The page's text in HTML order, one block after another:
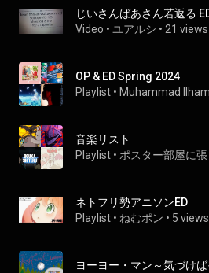
Video • ユアルシ • 21 views
OP & ED Spring 2024
Playlist • Muhammad
音楽リスト
Playlist • ポスター部屋に張
ネトフリ勢アニソンED
Playlist • ねむポン • 5 views